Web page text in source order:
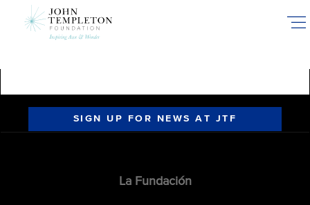
SIGN UP FOR NEWS AT JTF
La Fundación